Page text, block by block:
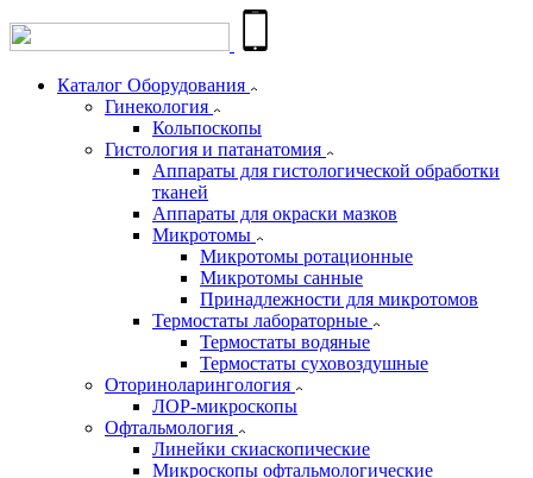
Каталог Оборудования
Гинекология
Кольпоскопы
Гистология и патанатомия
Аппараты для гистологической обработки
тканей
Аппараты для окраски мазков
Микротомы
Микротомы ротационные
Микротомы санные
Принадлежности для микротомов
Термостаты лабораторные
Термостаты водяные
Термостаты суховоздушные
Оториноларингология
ЛОР-микроскопы
Офтальмология
Линейки скиаскопические
Микроскопы офтальмологические